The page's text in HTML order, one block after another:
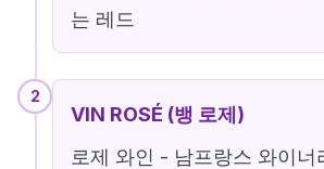
는 레드
2
VIN ROSÉ (뱅 로제)
로제 와인 - 남프랑스 와이너